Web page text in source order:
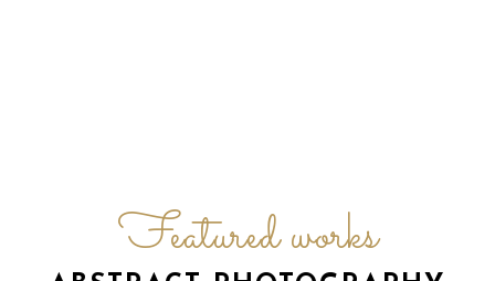
Featured works